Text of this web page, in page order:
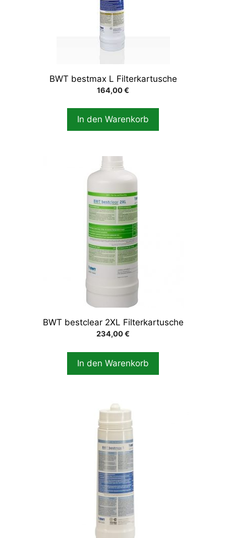
BWT bestmax L Filterkartusche
164,00€
In den Warenkorb
BWT bestclear 2XL Filterkartusche
234,00€
In den Warenkorb